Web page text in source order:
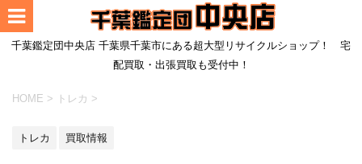
千葉鑑定団中央店 千葉県千葉市にある超大型リサイクルショップ！ 宅
配買取・出張買取も受付中！
HOME > トレカ >
トレカ 買取情報